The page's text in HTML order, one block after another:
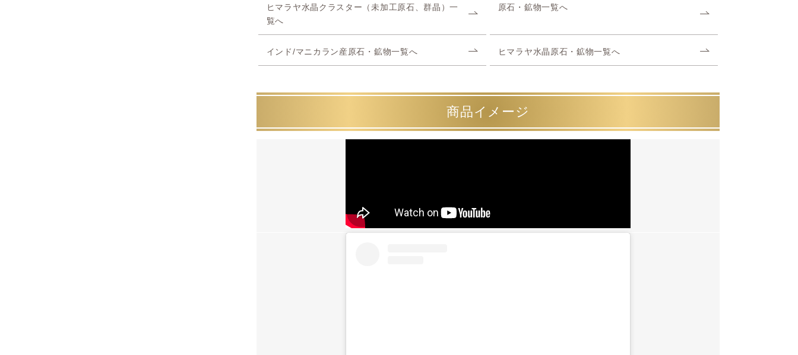
ヒマラヤ水晶クラスター（未加工原石、群晶）一
覧へ
原石・鉱物一覧へ
インド/マニカラン産原石・鉱物一覧へ ヒマラヤ水晶原石・鉱物一覧へ
商品イメージ